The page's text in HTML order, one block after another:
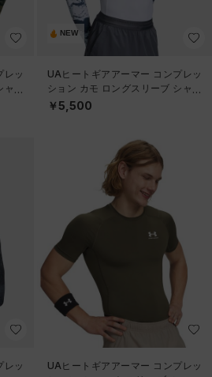
レッ
ツ
NEW
UAヒートギアアーマー コンプレッ
ション カモ ロングスリーブ シャツ
（トレーニング/MEN）
￥5,500
レッ
UAヒートギアアーマー コンプレッ